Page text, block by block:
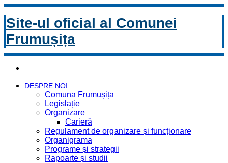
Site-ul oficial al Comunei
Frumușița
DESPRE NOI
Comuna Frumușița
Legislație
Organizare
Carieră
Regulament de organizare și funcționare
Organigrama
Programe și strategii
Rapoarte și studii